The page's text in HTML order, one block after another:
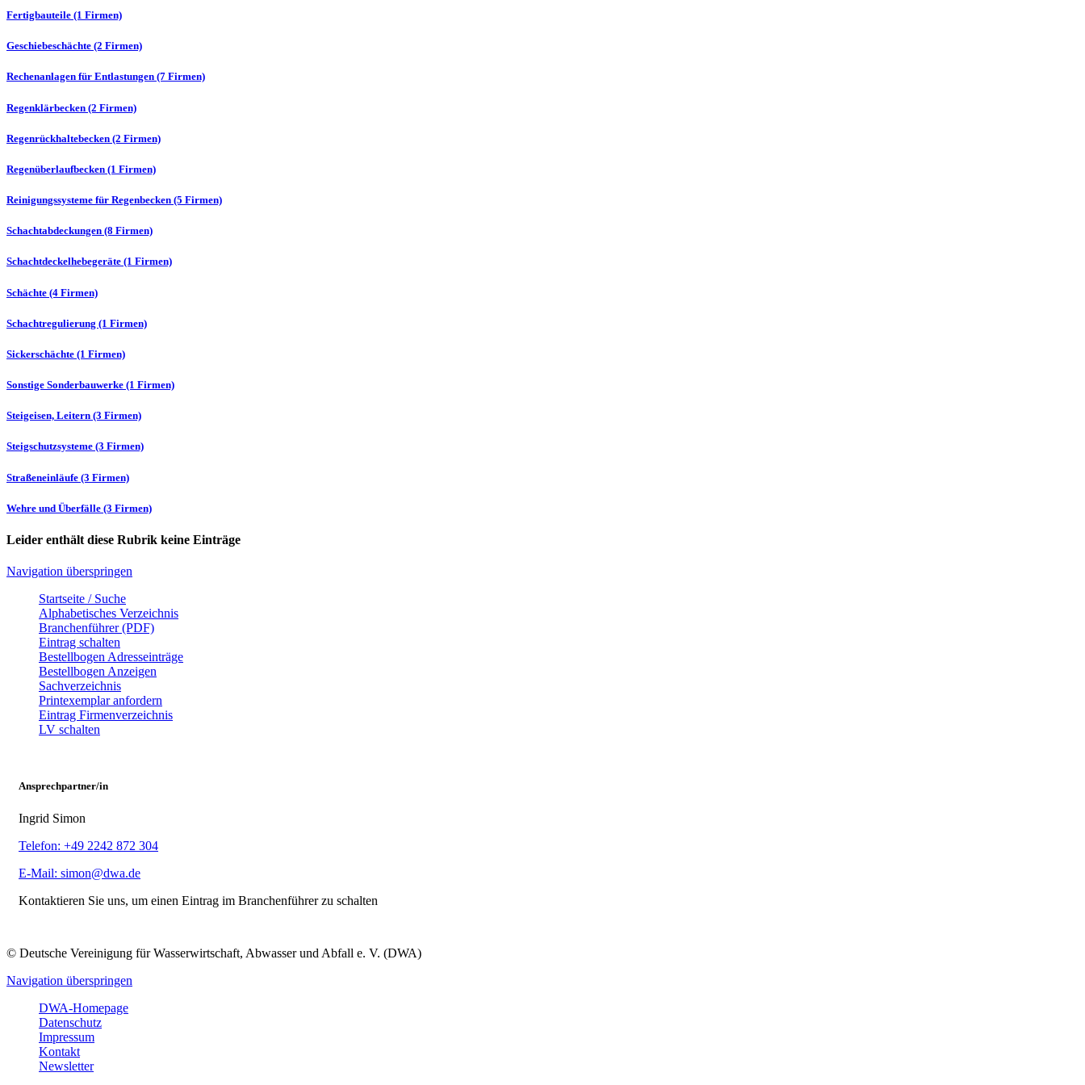
Fertigbauteile (1 Firmen)
Geschiebeschächte (2 Firmen)
Rechenanlagen für Entlastungen (7 Firmen)
Regenklärbecken (2 Firmen)
Regenrückhaltebecken (2 Firmen)
Regenüberlaufbecken (1 Firmen)
Reinigungssysteme für Regenbecken (5 Firmen)
Schachtabdeckungen (8 Firmen)
Schachtdeckelhebegeräte (1 Firmen)
Schächte (4 Firmen)
Schachtregulierung (1 Firmen)
Sickerschächte (1 Firmen)
Sonstige Sonderbauwerke (1 Firmen)
Steigeisen, Leitern (3 Firmen)
Steigschutzsysteme (3 Firmen)
Straßeneinläufe (3 Firmen)
Wehre und Überfälle (3 Firmen)
Leider enthält diese Rubrik keine Einträge
Navigation überspringen
Startseite / Suche
Alphabetisches Verzeichnis
Branchenführer (PDF)
Eintrag schalten
Bestellbogen Adresseinträge
Bestellbogen Anzeigen
Sachverzeichnis
Printexemplar anfordern
Eintrag Firmenverzeichnis
LV schalten
Ansprechpartner/in
Ingrid Simon
Telefon: +49 2242 872 304
E-Mail: simon@dwa.de
Kontaktieren Sie uns, um einen Eintrag im Branchenführer zu schalten
© Deutsche Vereinigung für Wasserwirtschaft, Abwasser und Abfall e. V. (DWA)
Navigation überspringen
DWA-Homepage
Datenschutz
Impressum
Kontakt
Newsletter